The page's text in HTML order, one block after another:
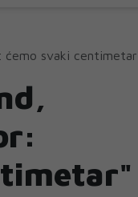
ćemo svaki